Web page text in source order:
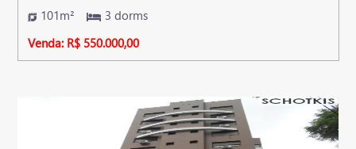
101m²
3 dorms
Venda: R$ 550.000,00